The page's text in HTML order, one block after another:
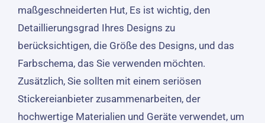
maßgeschneiderten Hut, Es ist wichtig, den
Detaillierungsgrad Ihres Designs zu
berücksichtigen, die Größe des Designs, und das
Farbschema, das Sie verwenden möchten.
Zusätzlich, Sie sollten mit einem seriösen
Stickereianbieter zusammenarbeiten, der
hochwertige Materialien und Geräte verwendet, um